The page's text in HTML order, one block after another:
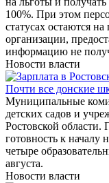
100%. При этом
статусах остаются
организации,
информацию не
Новости власти
Почти все донские
Муниципальные
детских садов и
Ростовской области.
готовность к началу
четыре
августа.
Новости власти